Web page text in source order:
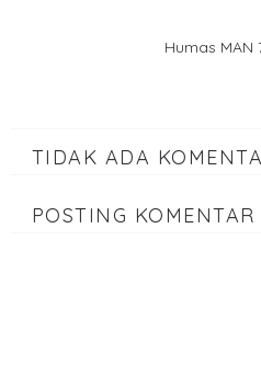
Humas MAN
TIDAK ADA
POSTING KOMENTAR